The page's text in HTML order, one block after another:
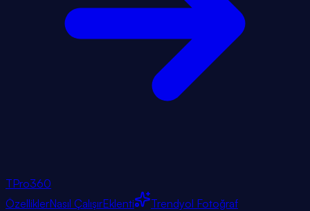
TPro360
ÖzelliklerNasıl ÇalışırEklenti
Trendyol Fotoğraf